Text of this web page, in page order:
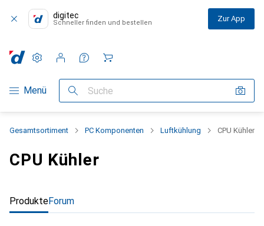
digitec
Schneller finden und bestellen Zur App
Navigation nach Kategorien
Menü Suche
Einstellungen
Kundenkonto
Vergleichslisten
Merklisten
Warenkorb
Gesamtsortiment PC Komponenten Luftkühlung CPU Kühler
CPU Kühler
ProdukteForum